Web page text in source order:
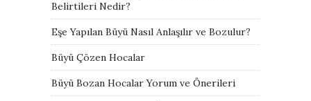
Belirtileri Nedir?
Eşe Yapılan Büyü Nasıl Anlaşılır ve Bozulur?
Büyü Çözen Hocalar
Büyü Bozan Hocalar Yorum ve Önerileri